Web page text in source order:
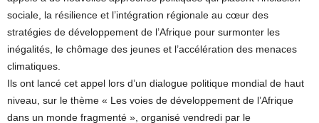
sociale, la résilience et l’intégration régionale au cœur des
stratégies de développement de l’Afrique pour surmonter les
inégalités, le chômage des jeunes et l’accélération des menaces
climatiques.
Ils ont lancé cet appel lors d’un dialogue politique mondial de haut
niveau, sur le thème « Les voies de développement de l’Afrique
dans un monde fragmenté », organisé vendredi par le